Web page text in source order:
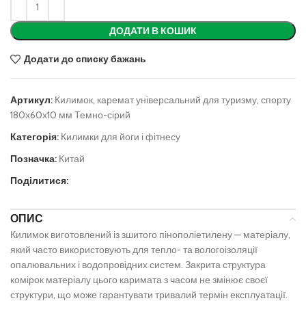
ДОДАТИ В КОШИК
Додати до списку бажань
Артикул: Килимок, каремат універсальний для туризму, спорту
180х60х10 мм Темно-сірий
Категорія: Килимки для йоги і фітнесу
Позначка: Китай
Поділитися:
ОПИС
Килимок виготовлений із зшитого пінополіетилену — матеріалу,
який часто використовують для тепло- та вологоізоляції
опалювальних і водопровідних систем. Закрита структура
комірок матеріалу цього каримата з часом не змінює своєї
структури, що може гарантувати тривалий термін експлуатації.